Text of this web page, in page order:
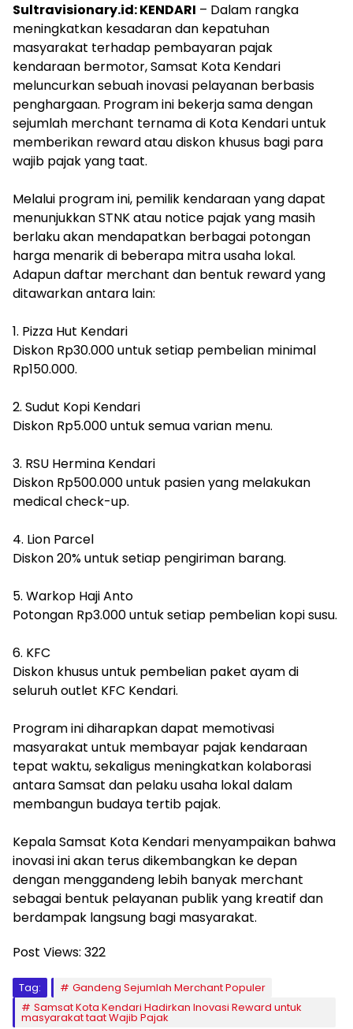
Sultravisionary.id: KENDARI – Dalam rangka
meningkatkan kesadaran dan kepatuhan
masyarakat terhadap pembayaran pajak
kendaraan bermotor, Samsat Kota Kendari
meluncurkan sebuah inovasi pelayanan berbasis
penghargaan. Program ini bekerja sama dengan
sejumlah merchant ternama di Kota Kendari untuk
memberikan reward atau diskon khusus bagi para
wajib pajak yang taat.
Melalui program ini, pemilik kendaraan yang dapat
menunjukkan STNK atau notice pajak yang masih
berlaku akan mendapatkan berbagai potongan
harga menarik di beberapa mitra usaha lokal.
Adapun daftar merchant dan bentuk reward yang
ditawarkan antara lain:
1. Pizza Hut Kendari
Diskon Rp30.000 untuk setiap pembelian minimal
Rp150.000.
2. Sudut Kopi Kendari
Diskon Rp5.000 untuk semua varian menu.
3. RSU Hermina Kendari
Diskon Rp500.000 untuk pasien yang melakukan
medical check-up.
4. Lion Parcel
Diskon 20% untuk setiap pengiriman barang.
5. Warkop Haji Anto
Potongan Rp3.000 untuk setiap pembelian kopi susu.
6. KFC
Diskon khusus untuk pembelian paket ayam di
seluruh outlet KFC Kendari.
Program ini diharapkan dapat memotivasi
masyarakat untuk membayar pajak kendaraan
tepat waktu, sekaligus meningkatkan kolaborasi
antara Samsat dan pelaku usaha lokal dalam
membangun budaya tertib pajak.
Kepala Samsat Kota Kendari menyampaikan bahwa
inovasi ini akan terus dikembangkan ke depan
dengan menggandeng lebih banyak merchant
sebagai bentuk pelayanan publik yang kreatif dan
berdampak langsung bagi masyarakat.
Post Views: 322
Tag:
Gandeng Sejumlah Merchant Populer
Samsat Kota Kendari Hadirkan Inovasi Reward untuk
masyarakat taat Wajib Pajak